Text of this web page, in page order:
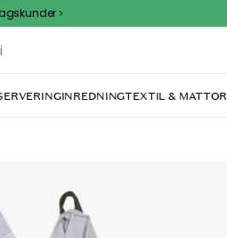
INREDNINGTEXTIL & MATTOR